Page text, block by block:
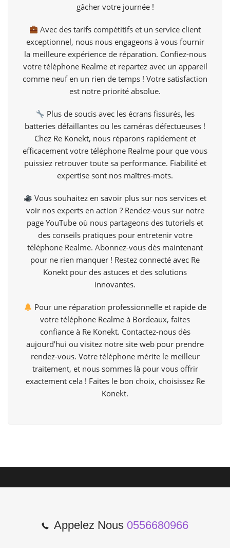
gâcher votre journée !
Avec des tarifs compétitifs et un service client
exceptionnel, nous nous engageons à vous fournir
la meilleure expérience de réparation. Confiez-nous
votre téléphone Realme et repartez avec un appareil
comme neuf en un rien de temps ! Votre satisfaction
est notre priorité absolue.
Plus de soucis avec les écrans fissurés, les
batteries défaillantes ou les caméras défectueuses !
Chez Re Konekt, nous réparons rapidement et
efficacement votre téléphone Realme pour que vous
puissiez retrouver toute sa performance. Fiabilité et
expertise sont nos maîtres-mots.
Vous souhaitez en savoir plus sur nos services et
voir nos experts en action ? Rendez-vous sur notre
page YouTube où nous partageons des tutoriels et
des conseils pratiques pour entretenir votre
téléphone Realme. Abonnez-vous dès maintenant
pour ne rien manquer ! Restez connecté avec Re
Konekt pour des astuces et des solutions
innovantes.
Pour une réparation professionnelle et rapide de
votre téléphone Realme à Bordeaux, faites
confiance à Re Konekt. Contactez-nous dès
aujourd’hui ou visitez notre site web pour prendre
rendez-vous. Votre téléphone mérite le meilleur
traitement, et nous sommes là pour vous offrir
exactement cela ! Faites le bon choix, choisissez Re
Konekt.
Appelez Nous 0556680966